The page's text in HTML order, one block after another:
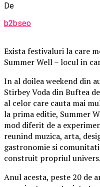
De
b2bseo
Exista festivaluri la care
Summer Well – locul in
In al doilea weekend din
Stirbey Voda din Buftea
al celor care cauta mai
la prima editie, Summer
mod diferit de a
reunind muzica, arta,
gastronomie si
construit propriul univers.
Anul acesta, peste 20 de